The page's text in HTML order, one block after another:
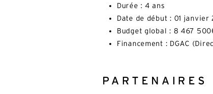
Durée : 4 ans
Date de début : 01 janvier
Budget global : 8 467
Financement : DGAC
PARTENAIRES